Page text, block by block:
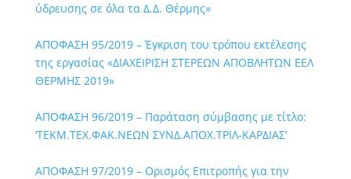
ύδρευσης σε όλα τα Δ.Δ. Θέρμης»
ΑΠΟΦΑΣΗ 95/2019 – Έγκριση του τρόπου εκτέλεσης
της εργασίας «ΔΙΑΧΕΙΡΙΣΗ ΣΤΕΡΕΩΝ ΑΠΟΒΛΗΤΩΝ ΕΕΛ
ΘΕΡΜΗΣ 2019»
ΑΠΟΦΑΣΗ 96/2019 – Παράταση σύμβασης με τίτλο:
‘ΤΕΚΜ.ΤΕΧ.ΦΑΚ.ΝΕΩΝ ΣΥΝΔ.ΑΠΟΧ.ΤΡΙΛ-ΚΑΡΔΙΑΣ’
ΑΠΟΦΑΣΗ 97/2019 – Ορισμός Επιτροπής για την